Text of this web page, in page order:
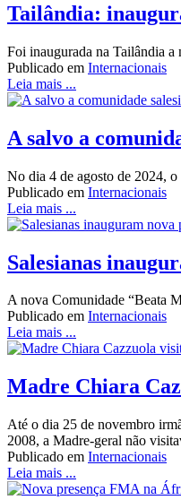
Tailândia:
Foi inaugurada na Tailândia a
Publicado em Internacionais
Leia mais ...
A salvo a
No dia 4 de agosto de 2024,
Publicado em Internacionais
Leia mais ...
Salesianas
A nova Comunidade “Beata
Publicado em Internacionais
Leia mais ...
Madre Chiara
Até o dia 25 de novembro
2008, a Madre-geral não
Publicado em Internacionais
Leia mais ...